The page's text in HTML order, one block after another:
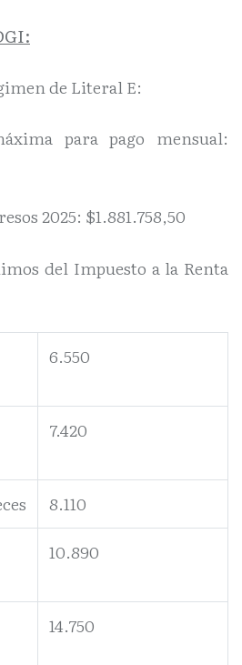
de Literal E:
para pago mensual:
2025: $1.881.758,50
del Impuesto a la Renta
6.550
7.420
8.110
10.890
14.750